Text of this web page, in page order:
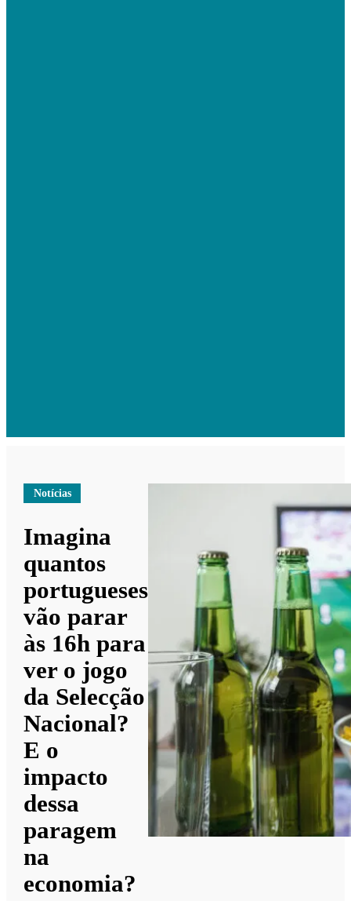
Notícias
Imagina
quantos
portugueses
vão parar
às 16h para
ver o jogo
da Selecção
Nacional?
E o
impacto
dessa
paragem
na
economia?